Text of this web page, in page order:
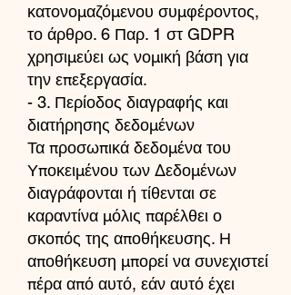
κατονομαζόμενου συμφέροντος,
το άρθρο. 6 Παρ. 1 στ GDPR
χρησιμεύει ως νομική βάση για
την επεξεργασία.
- 3. Περίοδος διαγραφής και
διατήρησης δεδομένων
Τα προσωπικά δεδομένα του
Υποκειμένου των Δεδομένων
διαγράφονται ή τίθενται σε
καραντίνα μόλις παρέλθει ο
σκοπός της αποθήκευσης. Η
αποθήκευση μπορεί να συνεχιστεί
πέρα από αυτό, εάν αυτό έχει